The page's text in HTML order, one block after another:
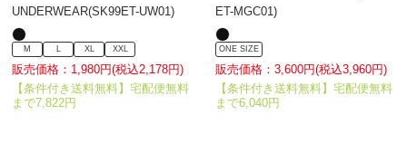
UNDERWEAR(SK99ET-UW01)
M XL XXL
販売価格：1,980円(税込2,178円)
【条件付き送料無料】宅配便無料
まで7,822円
ET-MGC01)
ONE SIZE
販売価格：3,600円(税込3,960円)
【条件付き送料無料】宅配便無料
まで6,040円